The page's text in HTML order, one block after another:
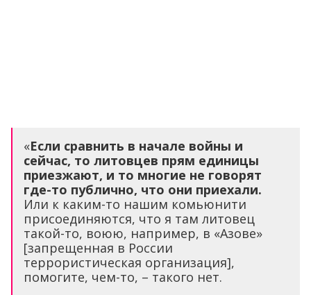
«Если сравнить в начале войны и
сейчас, то литовцев прям единицы
приезжают, и то многие не говорят
где-то публично, что они приехали.
Или к каким-то нашим комьюнити
присоединяются, что я там литовец
такой-то, воюю, например, в «Азове»
[запрещенная в России
террористическая организация],
помогите, чем-то, – такого нет.